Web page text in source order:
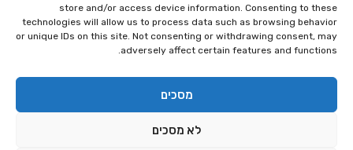
store and/or access device information. Consenting to these
technologies will allow us to process data such as browsing behavior
or unique IDs on this site. Not consenting or withdrawing consent, may
adversely affect certain features and functions.
מסכים
לא מסכים